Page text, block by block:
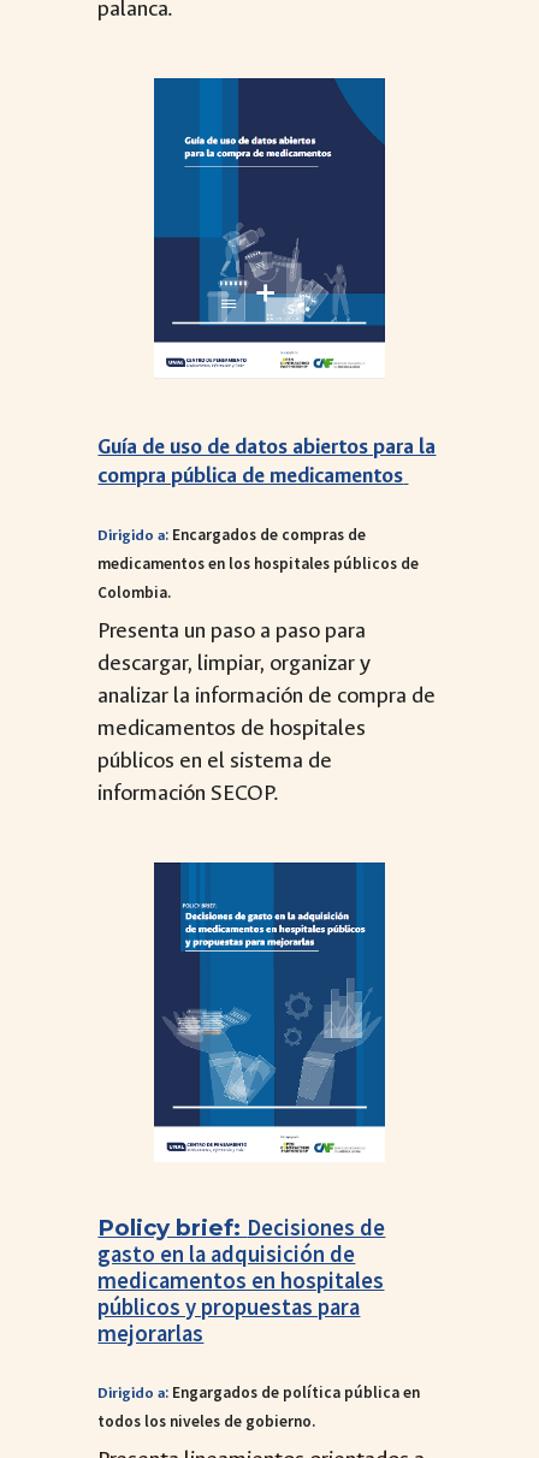
palanca.
Guía de uso de datos abiertos para la
compra pública de medicamentos
Dirigido a: Encargados de compras de
medicamentos en los hospitales públicos de
Colombia.
Presenta un paso a paso para
descargar, limpiar, organizar y
analizar la información de compra de
medicamentos de hospitales
públicos en el sistema de
información SECOP.
Policy brief: Decisiones de
gasto en la adquisición de
medicamentos en hospitales
públicos y propuestas para
mejorarlas
Dirigido a: Engargados de política pública en
todos los niveles de gobierno.